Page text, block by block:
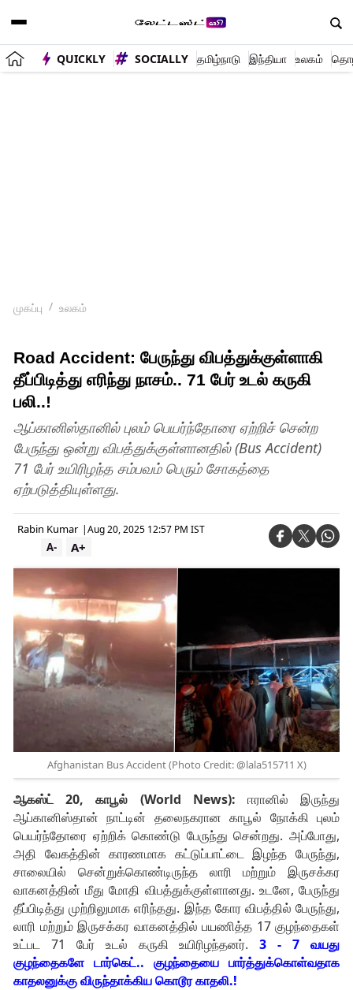
QUICKLY SOCIALLY தமிழ்நாடு இந்தியா உலகம்
முகப்பு உலகம்
Road Accident: பேருந்து விபத்துக்குள்ளாகி
தீப்பிடித்து எரிந்து நாசம்.. 71 பேர் உடல் கருகி
பலி..!
ஆப்கானிஸ்தானில் புலம் பெயர்ந்தோரை ஏற்றிச் சென்ற
பேருந்து ஒன்று விபத்துக்குள்ளானதில் (Bus Accident)
71 பேர் உயிரிழந்த சம்பவம் பெரும் சோகத்தை
ஏற்படுத்தியுள்ளது.
Rabin Kumar |Aug 20, 2025 12:57 PM IST
A+
A-
Afghanistan Bus Accident (Photo Credit: @lala515711 X)
ஆகஸ்ட் 20, காபூல் (World News): ஈரானில் இருந்து
ஆப்கானிஸ்தான் நாட்டின் தலைநகரான காபூல் நோக்கி புலம்
பெயர்ந்தோரை ஏற்றிக் கொண்டு பேருந்து சென்றது. அப்போது,
அதி வேகத்தின் காரணமாக கட்டுப்பாட்டை இழந்த பேருந்து,
சாலையில் சென்றுக்கொண்டிருந்த லாரி மற்றும் இருசக்கர
வாகனத்தின் மீது மோதி விபத்துக்குள்ளானது. உடனே, பேருந்து
தீப்பிடித்து முற்றிலுமாக எரிந்தது. இந்த கோர விபத்தில் பேருந்து,
லாரி மற்றும் இருசக்கர வாகனத்தில் பயணித்த 17 குழந்தைகள்
உட்பட 71 பேர் உடல் கருகி உயிரிழந்தனர்.3 - 7 வயது
குழந்தைகளே டார்கெட்.. குழந்தையை பார்த்துக்கொள்வதாக
காதலனுக்கு விருந்தாக்கிய கொடூர காதலி.!